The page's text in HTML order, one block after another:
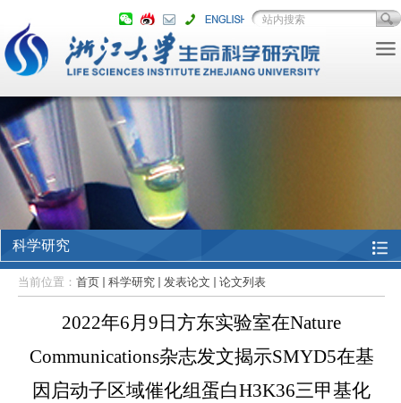
科学研究
当前位置： 首页 科学研究 发表论文 论文列表
2022年6月9日方东实验室在Nature
Communications杂志发文揭示SMYD5在基
因启动子区域催化组蛋白H3K36三甲基化